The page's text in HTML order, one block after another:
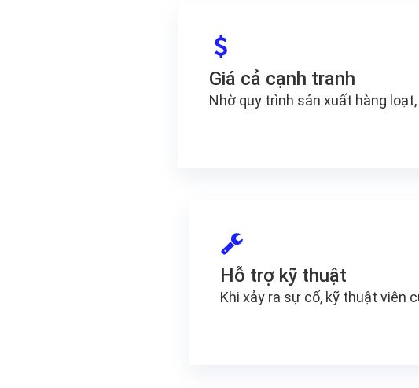
Giá cả cạnh tranh
Nhờ quy trình sản xuất hàng
Hỗ trợ kỹ thuật
Khi xảy ra sự cố, kỹ thuật viên